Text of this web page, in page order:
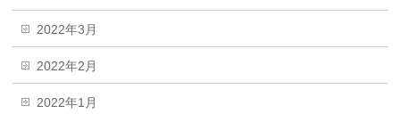
2022年3月
2022年2月
2022年1月